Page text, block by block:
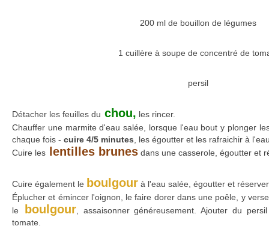
200 ml de bouillon de légumes
1 cuillère à soupe de concentré de
persil
Détacher les feuilles du chou, les rincer.
Chauffer une marmite d'eau salée, lorsque l'eau bout y plonger
chaque fois - cuire 4/5 minutes , les égoutter et les rafraichir à
Cuire les
lentilles brunes dans une casserole, égoutter et
Cuire également le boulgour à l'eau salée, égoutter et
Éplucher et émincer l'oignon, le faire dorer dans une poêle, y
le
boulgour, assaisonner généreusement. Ajouter du
tomate.